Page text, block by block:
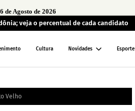
de Agosto de 2026
veja o percentual de cada candidato
Cultura Novidades Esporte
Velho